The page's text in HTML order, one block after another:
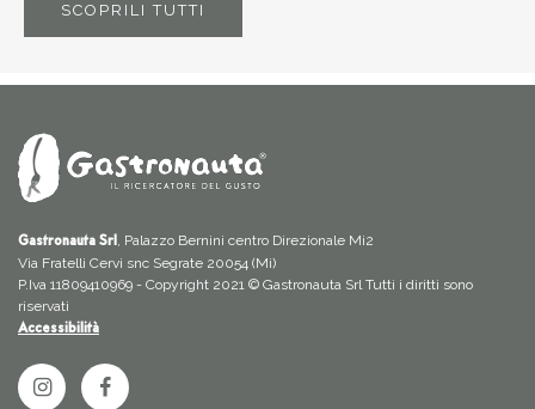
SCOPRILI TUTTI
Gastronauta Srl, Palazzo Bernini centro Direzionale Mi2
Via Fratelli Cervi snc Segrate 20054 (Mi)
P.Iva 11809410969 - Copyright 2021 © Gastronauta Srl Tutti i diritti sono
riservati
Accessibilità